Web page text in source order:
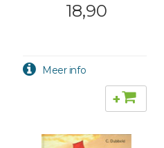
18,90
+